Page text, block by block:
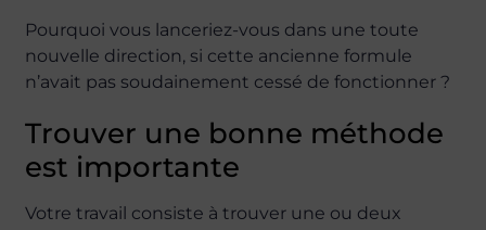
Pourquoi vous lanceriez-vous dans une toute
nouvelle direction, si cette ancienne formule
n’avait pas soudainement cessé de fonctionner ?
Trouver une bonne méthode
est importante
Votre travail consiste à trouver une ou deux